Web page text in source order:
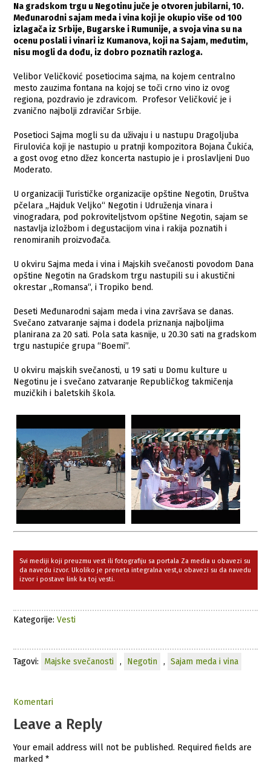
Na gradskom trgu u Negotinu juče je otvoren jubilarni, 10.
Međunarodni sajam meda i vina koji je okupio više od 100
izlagača iz Srbije, Bugarske i Rumunije, a svoja vina su na
ocenu poslali i vinari iz Kumanova, koji na Sajam, međutim,
nisu mogli da dođu, iz dobro poznatih razloga.
Velibor Veličković posetiocima sajma, na kojem centralno
mesto zauzima fontana na kojoj se toči crno vino iz ovog
regiona, pozdravio je zdravicom. Profesor Veličković je i
zvanično najbolji zdravičar Srbije.
Posetioci Sajma mogli su da uživaju i u nastupu Dragoljuba
Firulovića koji je nastupio u pratnji kompozitora Bojana Čukića,
a gost ovog etno džez koncerta nastupio je i proslavljeni Duo
Moderato.
U organizaciji Turističke organizacije opštine Negotin, Društva
pčelara „Hajduk Veljko“ Negotin i Udruženja vinara i
vinogradara, pod pokroviteljstvom opštine Negotin, sajam se
nastavlja izložbom i degustacijom vina i rakija poznatih i
renomiranih proizvođača.
U okviru Sajma meda i vina i Majskih svečanosti povodom Dana
opštine Negotin na Gradskom trgu nastupili su i akustični
okrestar „Romansa“, i Tropiko bend.
Deseti Međunarodni sajam meda i vina završava se danas.
Svečano zatvaranje sajma i dodela priznanja najboljima
planirana za 20 sati. Pola sata kasnije, u 20.30 sati na gradskom
trgu nastupiće grupa “Boemi”.
U okviru majskih svečanosti, u 19 sati u Domu kulture u
Negotinu je i svečano zatvaranje Republičkog takmičenja
muzičkih i baletskih škola.
Svi mediji koji preuzmu vest ili fotografiju sa portala Za media u obavezi su
da navedu izvor. Ukoliko je preneta integralna vest,u obavezi su da navedu
izvor i postave link ka toj vesti.
Kategorije:Vesti
Tagovi: Majske svečanosti , Negotin , Sajam meda i vina
Komentari
Leave a Reply
Your email address will not be published. Required fields are
marked*